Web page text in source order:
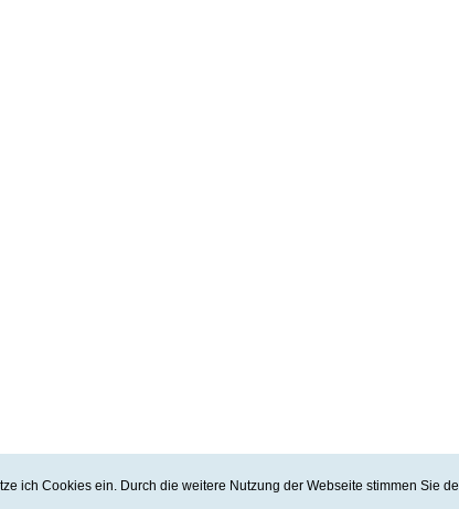
ich Cookies ein. Durch die weitere Nutzung der Webseite stimmen Sie